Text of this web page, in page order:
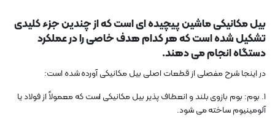
بیل مکانیکی ماشین پیچیده ای است که از چندین جزء کلیدی
تشکیل شده است که هر کدام هدف خاصی را در عملکرد
دستگاه انجام می دهند.
در اینجا شرح مفصلی از قطعات اصلی بیل مکانیکی آورده شده است:
1. بوم: بوم بازوی بلند و انعطاف پذیر بیل مکانیکی است که معمولاً از فولاد یا
آلومینیوم ساخته می شود.